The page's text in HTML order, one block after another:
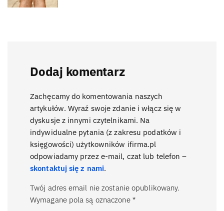
Dodaj komentarz
Zachęcamy do komentowania naszych
artykułów. Wyraź swoje zdanie i włącz się w
dyskusje z innymi czytelnikami. Na
indywidualne pytania (z zakresu podatków i
księgowości) użytkowników ifirma.pl
odpowiadamy przez e-mail, czat lub telefon –
skontaktuj się z nami.
Twój adres email nie zostanie opublikowany.
Wymagane pola są oznaczone *